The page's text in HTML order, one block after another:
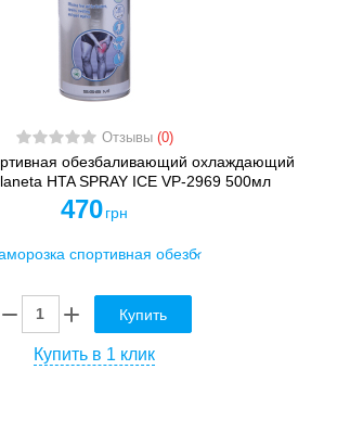
Отзывы (0)
обезбаливающий охлаждающий
HTA SPRAY ICE VP-2969 500мл
470 грн
Купить
Купить в 1 клик